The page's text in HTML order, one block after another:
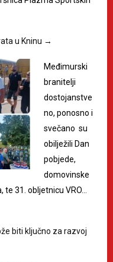
u Kninu →
Međimurski
branitelji
dostojanstve
no, ponosno i
svečano su
obilježili Dan
pobjede,
domovinske
31. obljetnicu VRO…
biti ključno za razvoj